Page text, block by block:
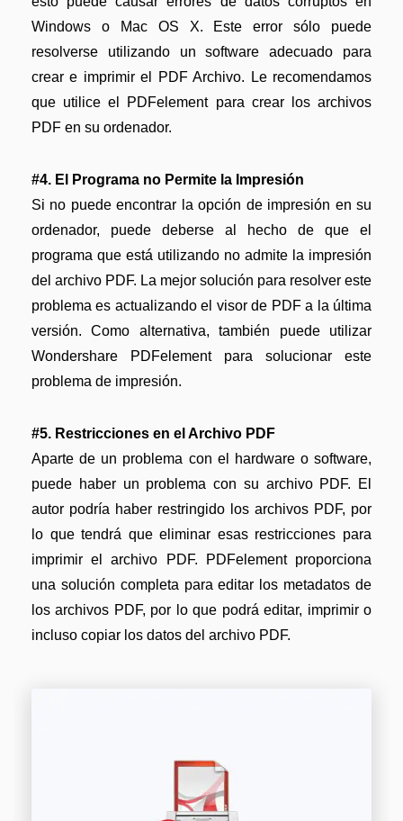
Windows o Mac OS X. Este error sólo puede
resolverse utilizando un software adecuado para
crear e imprimir el PDF Archivo. Le recomendamos
que utilice el PDFelement para crear los archivos
PDF en su ordenador.
#4. El Programa no Permite la Impresión
Si no puede encontrar la opción de impresión en su
ordenador, puede deberse al hecho de que el
programa que está utilizando no admite la impresión
del archivo PDF. La mejor solución para resolver este
problema es actualizando el visor de PDF a la última
versión. Como alternativa, también puede utilizar
Wondershare PDFelement para solucionar este
problema de impresión.
#5. Restricciones en el Archivo PDF
Aparte de un problema con el hardware o software,
puede haber un problema con su archivo PDF. El
autor podría haber restringido los archivos PDF, por
lo que tendrá que eliminar esas restricciones para
imprimir el archivo PDF. PDFelement proporciona
una solución completa para editar los metadatos de
los archivos PDF, por lo que podrá editar, imprimir o
incluso copiar los datos del archivo PDF.